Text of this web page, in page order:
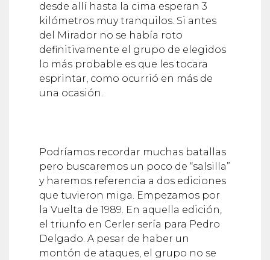
desde allí hasta la cima esperan 3
kilómetros muy tranquilos. Si antes
del Mirador no se había roto
definitivamente el grupo de elegidos
lo más probable es que les tocara
esprintar, como ocurrió en más de
una ocasión.
Podríamos recordar muchas batallas
pero buscaremos un poco de “salsilla”
y haremos referencia a dos ediciones
que tuvieron miga. Empezamos por
la Vuelta de 1989. En aquella edición,
el triunfo en Cerler sería para Pedro
Delgado. A pesar de haber un
montón de ataques, el grupo no se